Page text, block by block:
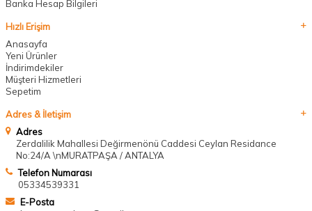
Banka Hesap Bilgileri
Hızlı Erişim
Anasayfa
Yeni Ürünler
İndirimdekiler
Müşteri Hizmetleri
Sepetim
Adres & İletişim
Adres
Zerdalilik Mahallesi Değirmenönü Caddesi Ceylan Residance
No:24/A \nMURATPAŞA / ANTALYA
Telefon Numarası
05334539331
E-Posta